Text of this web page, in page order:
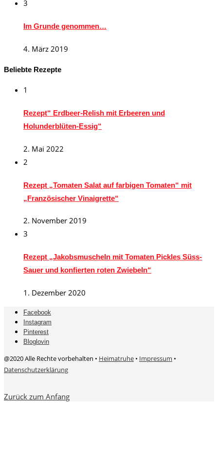
3
Im Grunde genommen…
4. März 2019
Beliebte Rezepte
1
Rezept“ Erdbeer-Relish mit Erbeeren und
Holunderblüten-Essig“
2. Mai 2022
2
Rezept „Tomaten Salat auf farbigen Tomaten“ mit
„Französischer Vinaigrette“
2. November 2019
3
Rezept „Jakobsmuscheln mit Tomaten Pickles Süss-
Sauer und konfierten roten Zwiebeln“
1. Dezember 2020
Facebook
Instagram
Pinterest
Bloglovin
@2020 Alle Rechte vorbehalten • Heimatruhe • Impressum •
Datenschutzerklärung
Zurück zum Anfang